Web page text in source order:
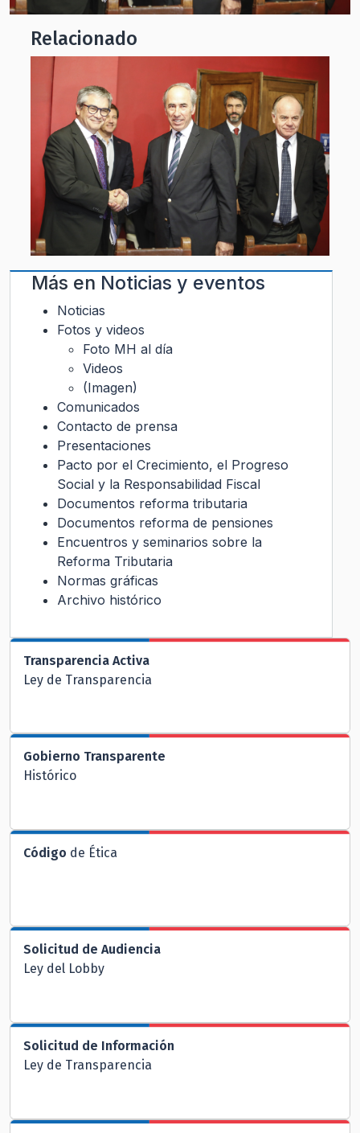
Relacionado
Más en Noticias y eventos
Noticias
Fotos y videos
Foto MH al día
Videos
(Imagen)
Comunicados
Contacto de prensa
Presentaciones
Pacto por el Crecimiento, el Progreso
Social y la Responsabilidad Fiscal
Documentos reforma tributaria
Documentos reforma de pensiones
Encuentros y seminarios sobre la
Reforma Tributaria
Normas gráficas
Archivo histórico
Transparencia Activa
Ley de Transparencia
Gobierno Transparente
Histórico
Código de Ética
Solicitud de Audiencia
Ley del Lobby
Solicitud de Información
Ley de Transparencia